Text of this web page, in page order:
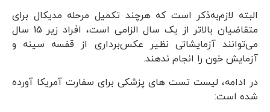
البته لازم‌به‌ذکر است که هرچند تکمیل مرحله مدیکال برای
متقاضیان بالاتر از یک سال الزامی است، افراد زیر 15 سال
می‌توانند آزمایشاتی نظیر عکس‌برداری از قفسه سینه و
آزمایش خون را انجام ندهند.
در ادامه، لیست تست های پزشکی برای سفارت آمریکا آورده
شده است: